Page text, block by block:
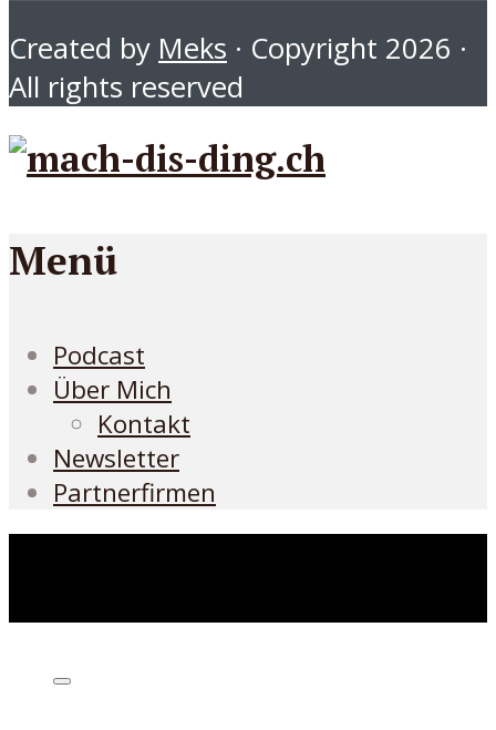
Created by Meks · Copyright 2026 ·
All rights reserved
Menü
Podcast
Über Mich
Kontakt
Newsletter
Partnerfirmen